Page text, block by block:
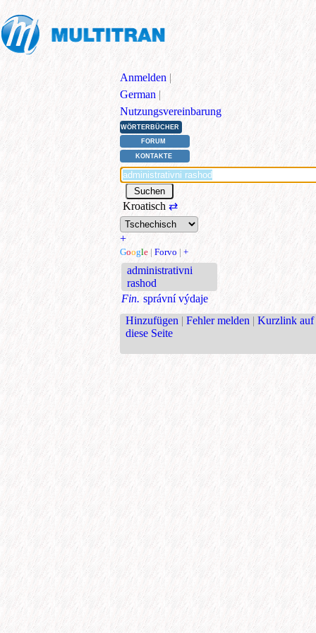
Anmelden |
German |
Nutzungsvereinbarung
WÖRTERBÜCHER
FORUM
KONTAKTE
Kroatisch ⇄
+
Google | Forvo | +
administrativni
rashod
Fin. správní výdaje
Hinzufügen | Fehler melden | Kurzlink auf
diese Seite